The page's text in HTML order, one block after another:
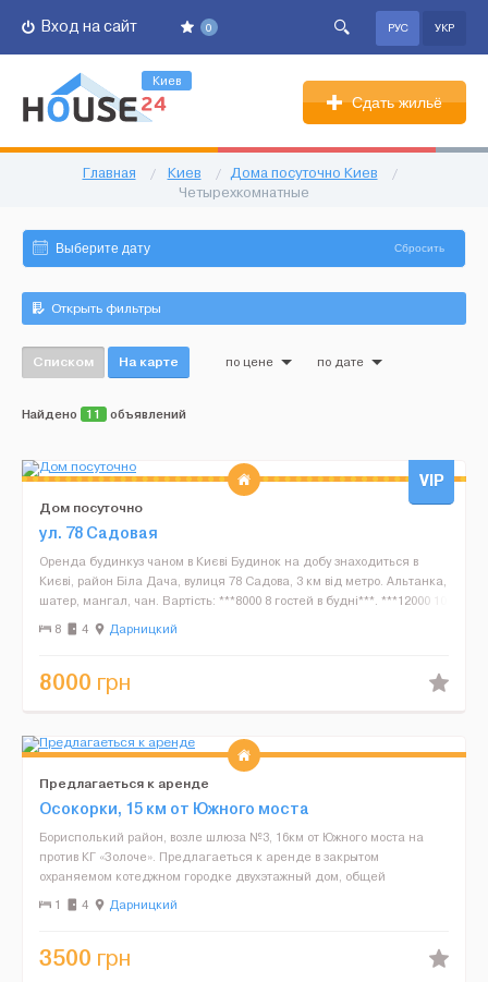
0
Вход на сайт РУС УКР
Киев
Сдать жильё
Главная / Киев / Дома посуточно Киев
/
Четырехкомнатные
Сбросить
Открыть фильтры
Списком На карте по цене по дате
Найдено 11 объявлений
VIP
Дом посуточно
ул. 78 Садовая
Оренда будинкуз чаном в Києві Будинок на добу знаходиться в
Києві, район Біла Дача, вулиця 78 Садова, 3 км від метро. Альтанка,
шатер, мангал, чан. Вартість: ***8000 8 гостей в будні***. ***12000 10
гостей П'ятниця або неділя. ...
8 4 Дарницкий
8000 грн
Предлагаеться к аренде
Осокорки, 15 км от Южного моста
Борисполький район, возле шлюза №3, 16км от Южного моста на
против КГ «Золоче». Предлагаеться к аренде в закрытом
охраняемом котеджном городке двухэтажный дом, общей
площадью 280 м2. Участок с выходом на залив Днепра. ...
1 4 Дарницкий
3500 грн